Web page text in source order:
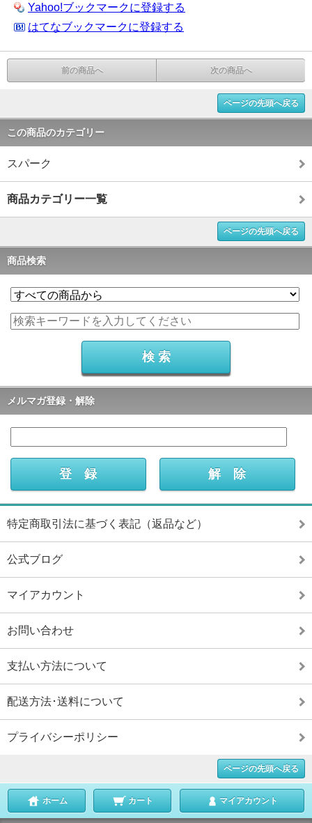
Yahoo!ブックマークに登録する
はてなブックマークに登録する
前の商品へ 次の商品へ
ページの先頭へ戻る
この商品のカテゴリー
スパーク
商品カテゴリー一覧
ページの先頭へ戻る
商品検索
メルマガ登録・解除
特定商取引法に基づく表記（返品など）
公式ブログ
マイアカウント
お問い合わせ
支払い方法について
配送方法･送料について
プライバシーポリシー
ページの先頭へ戻る
ホーム カート マイアカウント